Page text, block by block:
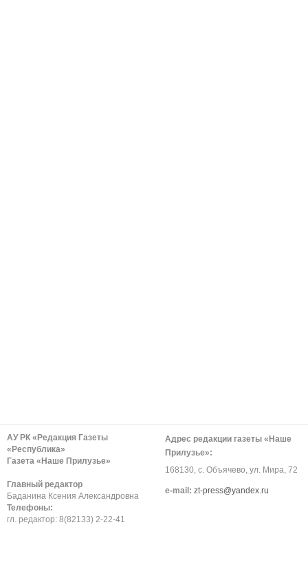
АУ РК «Редакция Газеты
«Республика»
Газета «Наше Прилузье»
Главный редактор
Баданина Ксения Александровна
Телефоны:
гл. редактор: 8(82133) 2-22-41
Адрес редакции газеты «Наше
Прилузье»:
168130, с. Объячево, ул. Мира, 72
е-mail: zt-press@yandex.ru